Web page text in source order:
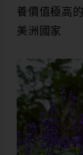
養價值極高
美洲國家